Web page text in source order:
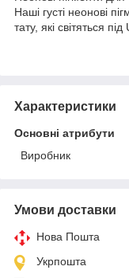
Наші густі неонові
тату, які світяться
Характеристики
Основні атрибути
Виробник
Умови доставки
Нова Пошта
Укрпошта